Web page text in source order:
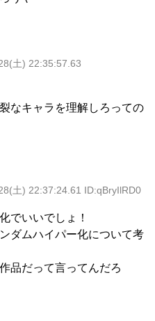
土) 22:35:57.63
なキャラを理解しろっての
土) 22:37:24.61 ID:qBryIlRD0
でいいでしょ！
ダムハイパー化について考
品だって言ってんだろ